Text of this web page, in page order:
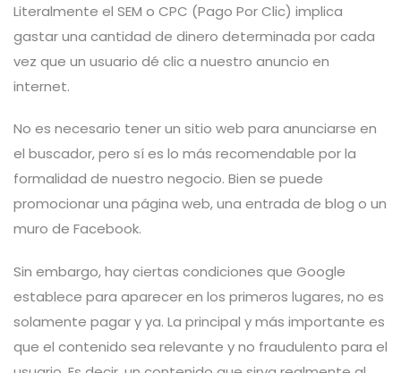
Literalmente el SEM o CPC (Pago Por Clic) implica
gastar una cantidad de dinero determinada por cada
vez que un usuario dé clic a nuestro anuncio en
internet.
No es necesario tener un sitio web para anunciarse en
el buscador, pero sí es lo más recomendable por la
formalidad de nuestro negocio. Bien se puede
promocionar una página web, una entrada de blog o un
muro de Facebook.
Sin embargo, hay ciertas condiciones que Google
establece para aparecer en los primeros lugares, no es
solamente pagar y ya. La principal y más importante es
que el contenido sea relevante y no fraudulento para el